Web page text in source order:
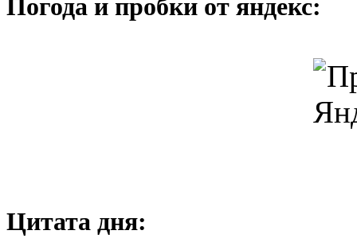
Погода и пробки от яндекс:
Цитата дня: